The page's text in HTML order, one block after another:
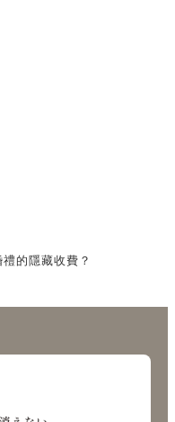
禮的隱藏收費？